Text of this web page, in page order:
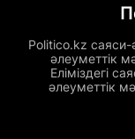
Politico.kz саяси-
әлеуметтік
Еліміздегі
әлеуметтік